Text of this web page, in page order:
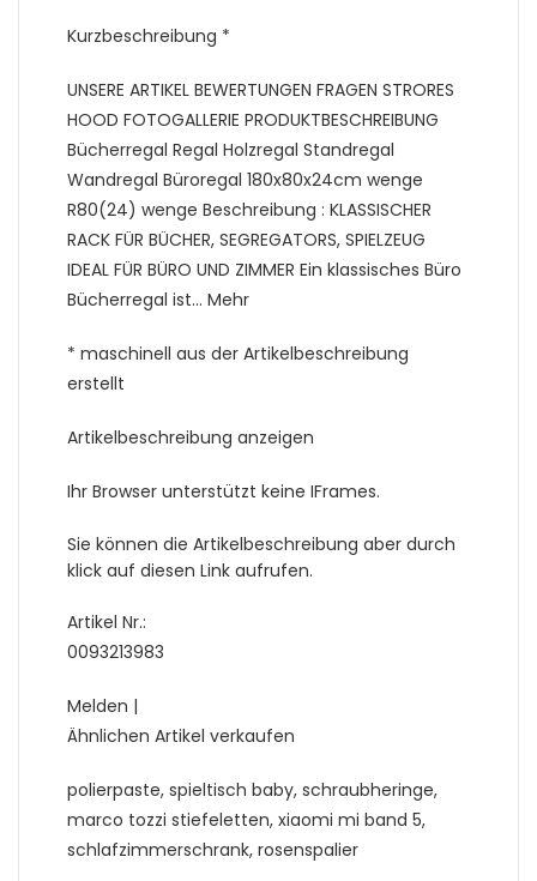
Kurzbeschreibung *
UNSERE ARTIKEL BEWERTUNGEN FRAGEN STRORES
HOOD FOTOGALLERIE PRODUKTBESCHREIBUNG
Bücherregal Regal Holzregal Standregal
Wandregal Büroregal 180x80x24cm wenge
R80(24) wenge Beschreibung : KLASSISCHER
RACK FÜR BÜCHER, SEGREGATORS, SPIELZEUG
IDEAL FÜR BÜRO UND ZIMMER Ein klassisches Büro
Bücherregal ist… Mehr
* maschinell aus der Artikelbeschreibung
erstellt
Artikelbeschreibung anzeigen
Ihr Browser unterstützt keine IFrames.
Sie können die Artikelbeschreibung aber durch
klick auf diesen Link aufrufen.
Artikel Nr.:
0093213983
Melden |
Ähnlichen Artikel verkaufen
polierpaste, spieltisch baby, schraubheringe,
marco tozzi stiefeletten, xiaomi mi band 5,
schlafzimmerschrank, rosenspalier